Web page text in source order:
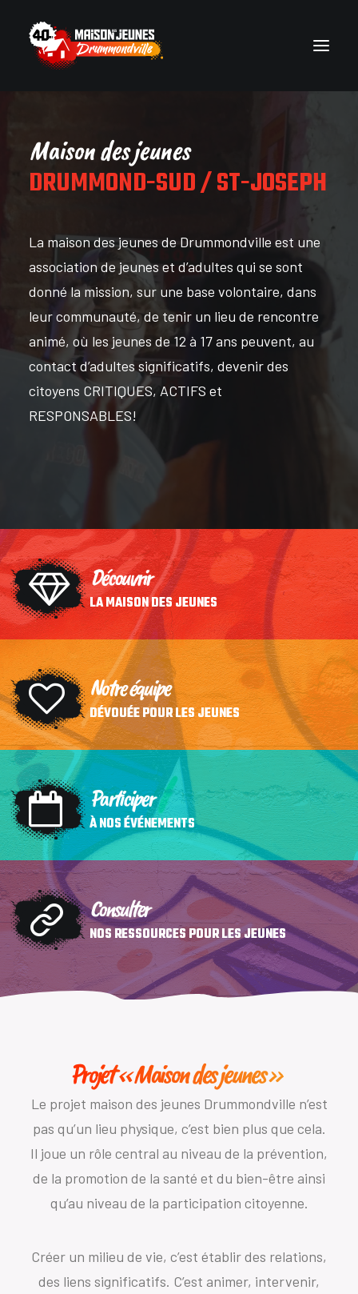
Milieux de vie
Photos
Actualités
Nous joindre
Maison des jeunes
DRUMMOND-SUD / ST-JOSEPH
La maison des jeunes de Drummondville est une
association de jeunes et d’adultes qui se sont
donné la mission, sur une base volontaire, dans
leur communauté, de tenir un lieu de rencontre
animé, où les jeunes de 12 à 17 ans peuvent, au
contact d’adultes significatifs, devenir des
citoyens CRITIQUES, ACTIFS et
RESPONSABLES!
Découvrir
LA MAISON DES JEUNES
Notre équipe
DÉVOUÉE POUR LES JEUNES
Participer
À NOS ÉVÉNEMENTS
Consulter
NOS RESSOURCES POUR LES JEUNES
Projet « Maison des jeunes »
Le projet maison des jeunes Drummondville n’est
pas qu’un lieu physique, c’est bien plus que cela.
Il joue un rôle central au niveau de la prévention,
de la promotion de la santé et du bien-être ainsi
qu’au niveau de la participation citoyenne.
Créer un milieu de vie, c’est établir des relations,
des liens significatifs. C’est animer, intervenir,